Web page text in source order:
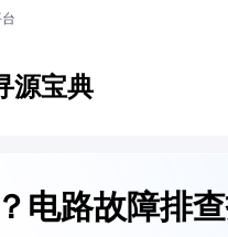
源宝典
电路故障排